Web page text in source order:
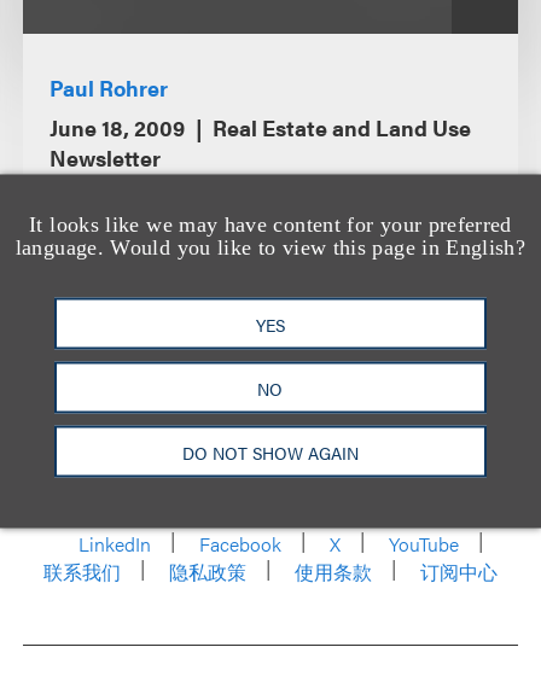
It looks like we may have content for your preferred
language. Would you like to view this page in English?
YES
NO
DO NOT SHOW AGAIN
Paul Rohrer
June 18, 2009
Real Estate and Land Use
Newsletter
洛杉矶 纽约 芝加哥
那什维尔
旧金山 泰森斯
LinkedIn
Facebook X
YouTube
联系我们
隐私政策 使用条款 订阅中心